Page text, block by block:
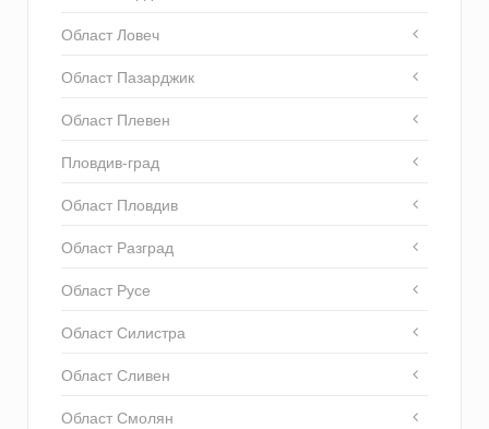
Област Ловеч
Област Пазарджик
Област Плевен
Пловдив-град
Област Пловдив
Област Разград
Област Русе
Област Силистра
Област Сливен
Област Смолян